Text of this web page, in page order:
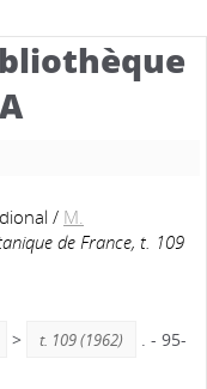
/ M.
de France, t. 109
> t. 109 (1962)
. - 95-